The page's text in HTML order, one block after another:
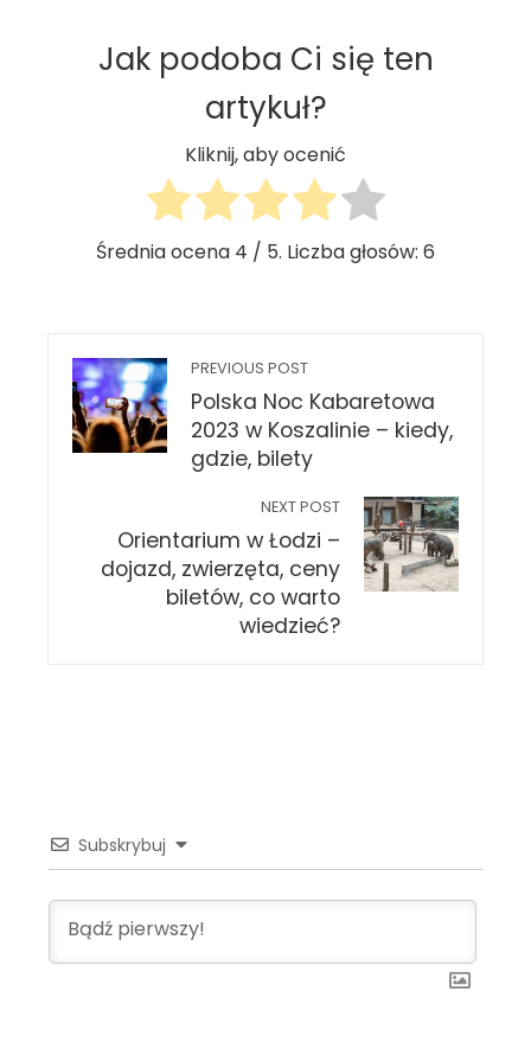
Jak podoba Ci się ten
artykuł?
Kliknij, aby ocenić
Średnia ocena 4 / 5. Liczba głosów: 6
PREVIOUS POST
Polska Noc Kabaretowa
2023 w Koszalinie – kiedy,
gdzie, bilety
NEXT POST
Orientarium w Łodzi –
dojazd, zwierzęta, ceny
biletów, co warto
wiedzieć?
Subskrybuj